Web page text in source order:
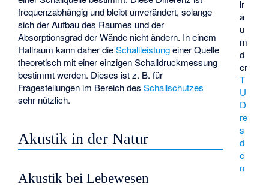
lr
a
u
m
d
er
T
U
D
re
s
d
e
n
frequenzabhängig und bleibt unverändert, solange
sich der Aufbau des Raumes und der
Absorptionsgrad der Wände nicht ändern. In einem
Hallraum kann daher dieSchallleistungeiner Quelle
theoretisch mit einer einzigen Schalldruckmessung
bestimmt werden. Dieses ist z. B. für
Fragestellungen im Bereich desSchallschutzes
sehr nützlich.
Akustik in der Natur
Akustik bei Lebewesen